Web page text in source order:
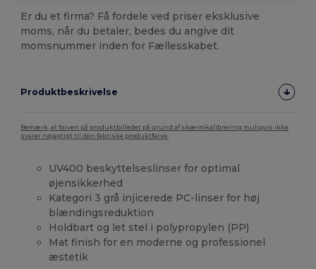
Er du et firma? Få fordele ved priser eksklusive
moms, når du betaler, bedes du angive dit
momsnummer inden for Fællesskabet.
Produktbeskrivelse
Bemærk, at farven på produktbilledet på grund af skærmkalibrering muligvis ikke
svarer nøjagtigt til den faktiske produktfarve.
UV400 beskyttelseslinser for optimal
øjensikkerhed
Kategori 3 grå injicerede PC-linser for høj
blændingsreduktion
Holdbart og let stel i polypropylen (PP)
Mat finish for en moderne og professionel
æstetik